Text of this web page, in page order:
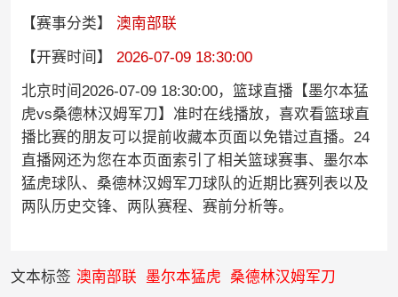
【赛事分类】
澳南部联
【开赛时间】
2026-07-09 18:30:00
北京时间2026-07-09 18:30:00，篮球直播【墨尔本猛
虎vs桑德林汉姆军刀】准时在线播放，喜欢看篮球直
播比赛的朋友可以提前收藏本页面以免错过直播。24
直播网还为您在本页面索引了相关篮球赛事、墨尔本
猛虎球队、桑德林汉姆军刀球队的近期比赛列表以及
两队历史交锋、两队赛程、赛前分析等。
文本标签 澳南部联 墨尔本猛虎 桑德林汉姆军刀